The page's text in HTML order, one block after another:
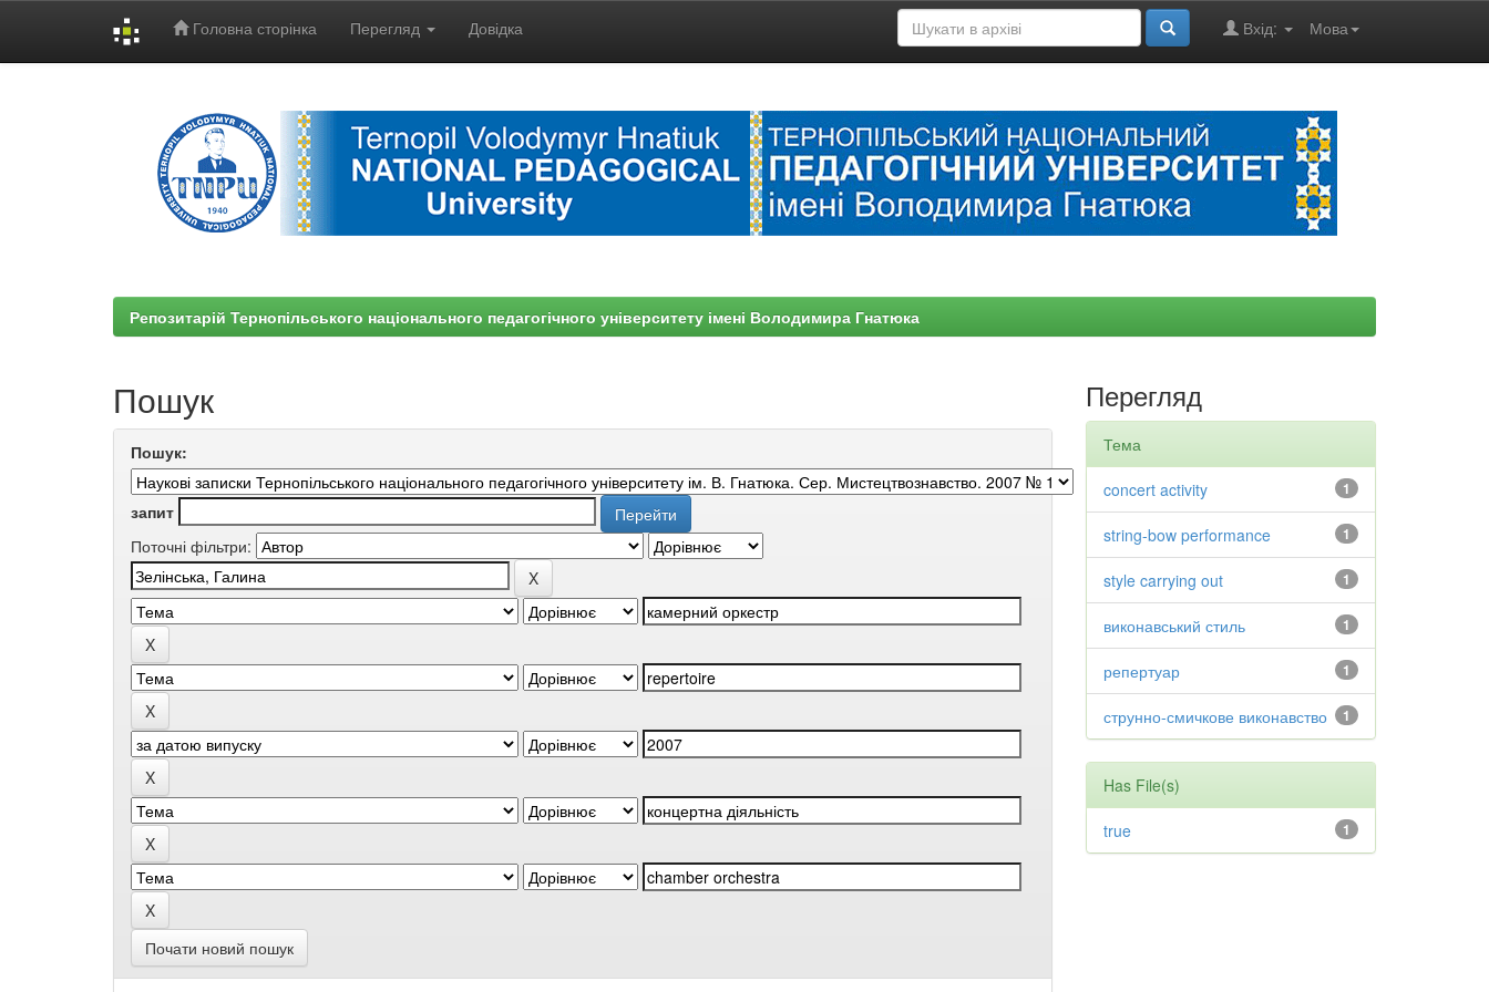
Головна сторінка Перегляд Довідка Мова
Вхід:
Репозитарій Тернопільського національного педагогічного університету імені Володимира Гнатюка
Пошук
Пошук:
запит
Поточні фільтри:
Почати новий пошук
Перегляд
Тема
1
concert activity
1
string-bow performance
1
style carrying out
1
виконавський стиль
1
репертуар
1
струнно-смичкове виконавство
Has File(s)
1
true